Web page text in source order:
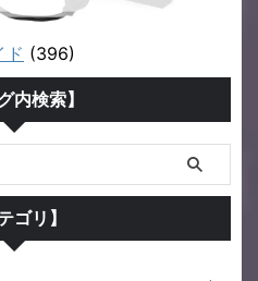
ド (396)
内検索】
ゴリ】